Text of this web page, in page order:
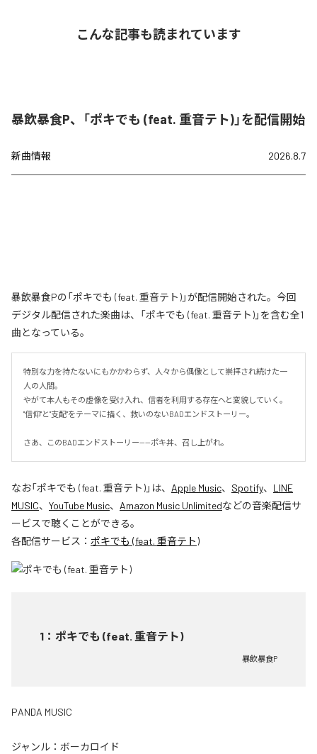
こんな記事も読まれています
暴飲暴食P、「ポキでも (feat. 重音テト)」を配信開始
新曲情報 2026.8.7
暴飲暴食Pの「ポキでも (feat. 重音テト)」が配信開始された。今回
デジタル配信された楽曲は、「ポキでも (feat. 重音テト)」を含む全1
曲となっている。
特別な力を持たないにもかかわらず、人々から偶像として崇拝され続けた一
人の人間。
やがて本人もその虚像を受け入れ、信者を利用する存在へと変貌していく。
"信仰"と"支配"をテーマに描く、救いのないBADエンドストーリー。
さあ、このBADエンドストーリー——ポキ丼、召し上がれ。
なお「ポキでも (feat. 重音テト)」は、 Apple Music、 Spotify、 LINE
MUSIC、 YouTube Music、 Amazon Music Unlimitedなどの音楽配信サ
ービスで聴くことができる。
各配信サービス： ポキでも (feat. 重音テト)
1 ： ポキでも (feat. 重音テト)
暴飲暴食P
PANDA MUSIC
ジャンル： ボーカロイド